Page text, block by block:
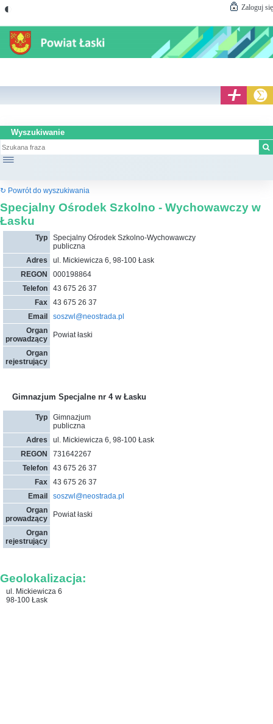
◐ Zaloguj się
Wyszukiwanie
☰
↻ Powrót do wyszukiwania
Specjalny Ośrodek Szkolno - Wychowawczy w
Łasku
Typ
Specjalny Ośrodek Szkolno-Wychowawczy
publiczna
Adres
ul. Mickiewicza 6, 98-100 Łask
REGON
000198864
Telefon
43 675 26 37
Fax
43 675 26 37
Email
soszwl@neostrada.pl
Organ
prowadzący
Powiat łaski
Organ
rejestrujący
Gimnazjum Specjalne nr 4 w Łasku
Typ
Gimnazjum
publiczna
Adres
ul. Mickiewicza 6, 98-100 Łask
REGON
731642267
Telefon
43 675 26 37
Fax
43 675 26 37
Email
soszwl@neostrada.pl
Organ
prowadzący
Powiat łaski
Organ
rejestrujący
Geolokalizacja:
ul. Mickiewicza 6
98-100 Łask